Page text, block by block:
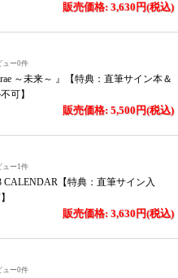
販売価格: 3,630円(税込)
ュー0件
～未来～ 』【特典：直筆サイン本＆
可】
販売価格: 5,500円(税込)
ュー1件
CALENDAR【特典：直筆サイン入
販売価格: 3,630円(税込)
ュー0件